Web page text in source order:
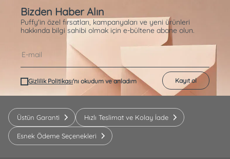
Bizden Haber Alın
Puffy'in özel fırsatları, kampanyaları ve yeni ürünleri
hakkında bilgi sahibi olmak için e-bültene abone olun.
Gizlilik Politikası'nı okudum ve anladım Kayıt ol
Üstün Garanti Hızlı Teslimat ve Kolay İade
Esnek Ödeme Seçenekleri